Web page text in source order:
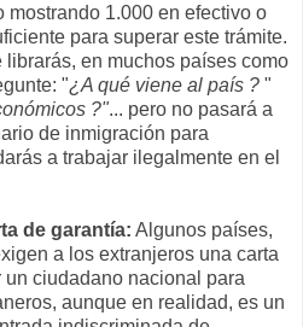
mostrando 1.000 en efectivo o
para superar este trámite.
librarás, en muchos países como
"¿A qué viene al país ? "
?"... pero no pasará a
de inmigración para
a trabajar ilegalmente en el
de garantía: Algunos países,
a los extranjeros una carta
ciudadano nacional para
aunque en realidad, es un